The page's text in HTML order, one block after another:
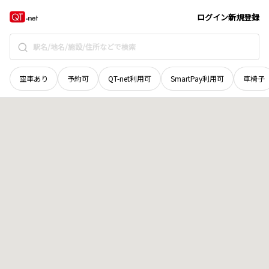
ログイン新規登録
空車あり 予約可 QT-net利用可 SmartPay利用可 車椅子
福井県